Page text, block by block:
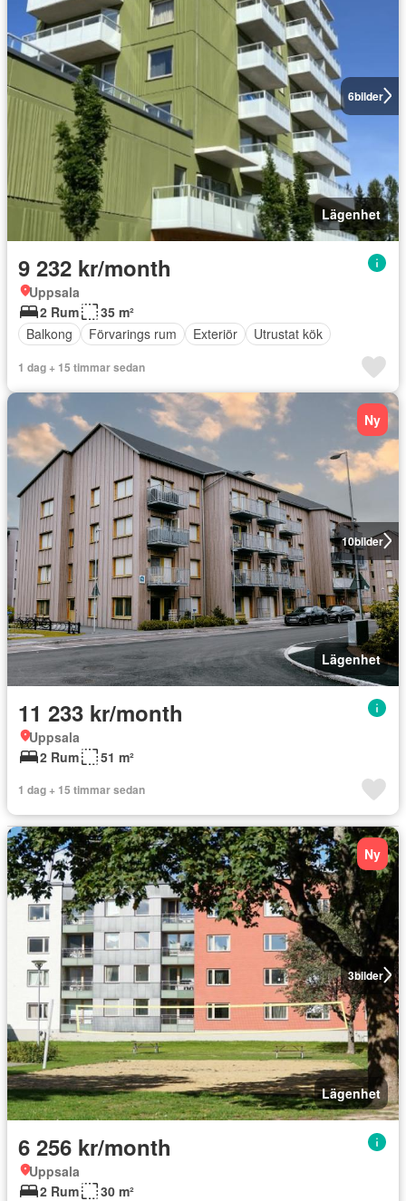
6bilder
Lägenhet
9 232 kr/month
Uppsala
2 Rum
35 m²
Balkong
Förvarings rum Exteriör Utrustat kök
1 dag + 15 timmar sedan
10bilder
Ny
Lägenhet
11 233 kr/month
Uppsala
2 Rum
51 m²
1 dag + 15 timmar sedan
3bilder
Ny
Lägenhet
6 256 kr/month
Uppsala
2 Rum
30 m²